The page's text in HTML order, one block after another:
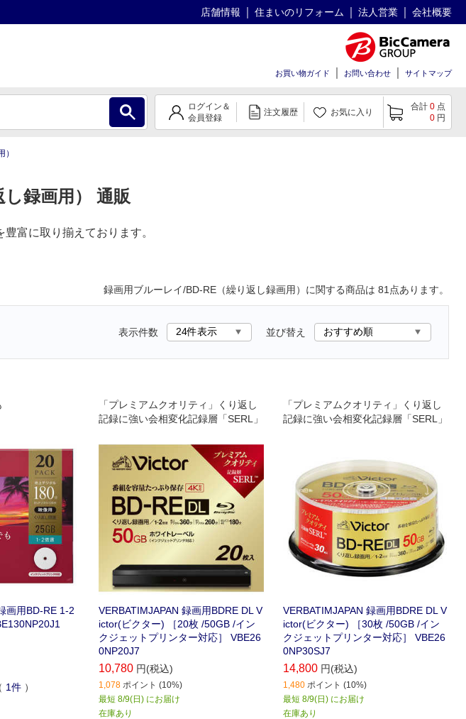
店舗情報 住まいのリフォーム 法人営業 会社概要
お買い物ガイド お問い合わせ サイトマップ
ログイン＆
会員登録
注文履歴 お気に入り
合計 0 点
0 円
録画用） 通販
富に取り揃えております。
録画用ブルーレイ/BD-RE（繰り返し録画用） に関する商品は 81 点あります。
表示件数 並び替え
画用BD-RE 1-2
1件 ）
「プレミアムクオリティ」くり返し
記録に強い会相変化記録層「SERL」
VERBATIMJAPAN 録画用BDRE DL V
ictor(ビクター) ［20枚 /50GB /イン
クジェットプリンター対応］ VBE26
0NP20J7
10,780 円(税込)
1,078 ポイント (10%)
最短 8/9(日) にお届け
在庫あり
「プレミアムクオリティ」くり返し
記録に強い会相変化記録層「SERL」
VERBATIMJAPAN 録画用BDRE DL V
ictor(ビクター) ［30枚 /50GB /イン
クジェットプリンター対応］ VBE26
0NP30SJ7
14,800 円(税込)
1,480 ポイント (10%)
最短 8/9(日) にお届け
在庫あり